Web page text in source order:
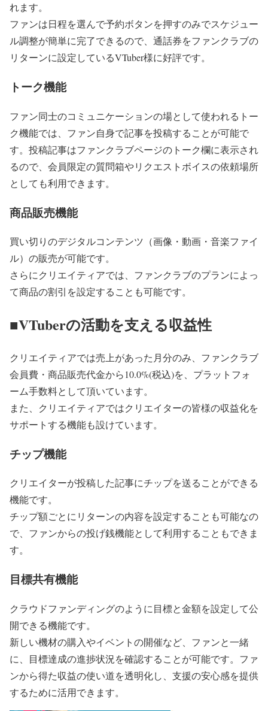
れます。
ファンは日程を選んで予約ボタンを押すのみでスケジュー
ル調整が簡単に完了できるので、通話券をファンクラブの
リターンに設定しているVTuber様に好評です。
トーク機能
ファン同士のコミュニケーションの場として使われるトー
ク機能では、ファン自身で記事を投稿することが可能で
す。投稿記事はファンクラブページのトーク欄に表示され
るので、会員限定の質問箱やリクエストボイスの依頼場所
としても利用できます。
商品販売機能
買い切りのデジタルコンテンツ（画像・動画・音楽ファイ
ル）の販売が可能です。
さらにクリエイティアでは、ファンクラブのプランによっ
て商品の割引を設定することも可能です。
■VTuberの活動を支える収益性
クリエイティアでは売上があった月分のみ、ファンクラブ
会員費・商品販売代金から10.0%(税込)を、プラットフォ
ーム手数料として頂いています。
また、クリエイティアではクリエイターの皆様の収益化を
サポートする機能も設けています。
チップ機能
クリエイターが投稿した記事にチップを送ることができる
機能です。
チップ額ごとにリターンの内容を設定することも可能なの
で、ファンからの投げ銭機能として利用することもできま
す。
目標共有機能
クラウドファンディングのように目標と金額を設定して公
開できる機能です。
新しい機材の購入やイベントの開催など、ファンと一緒
に、目標達成の進捗状況を確認することが可能です。ファ
ンから得た収益の使い道を透明化し、支援の安心感を提供
するために活用できます。